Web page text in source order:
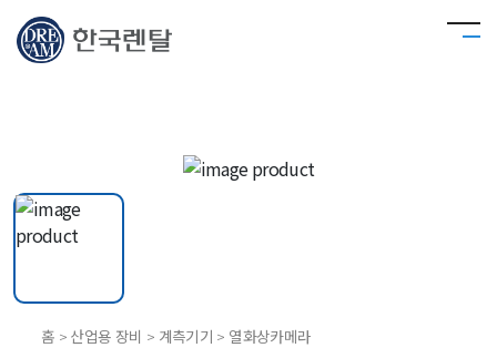
홈 > 산업용 장비 > 계측기기 > 열화상카메라